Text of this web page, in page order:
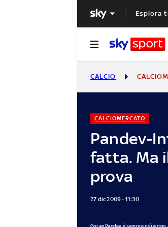
Esplora
CALCIO
Pandev-
fatta. Ma
prova
CALCIOMERCATO
27 dic 2009 - 11:30
Goran Pandev è sempre più vicino